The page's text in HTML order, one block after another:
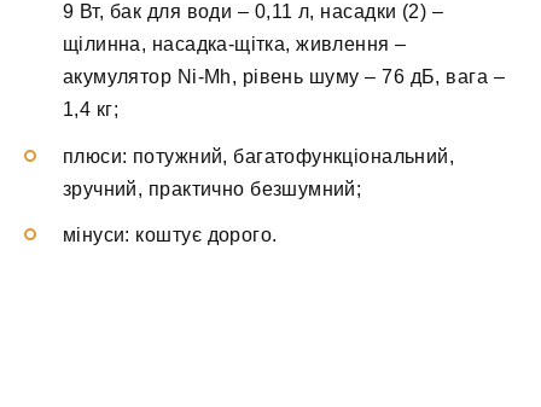
9 Вт, бак для води – 0,11 л, насадки (2) –
щілинна, насадка-щітка, живлення –
акумулятор Ni-Mh, рівень шуму – 76 дБ, вага –
1,4 кг;
плюси: потужний, багатофункціональний,
зручний, практично безшумний;
мінуси: коштує дорого.